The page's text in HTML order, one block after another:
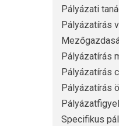
Pályázati
Pályázatírás
Pályázatírás
Pályázatírás
Pályázatírás
Specifikus